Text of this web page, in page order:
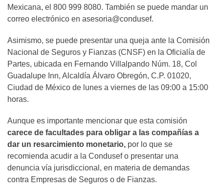
Mexicana, el 800 999 8080. También se puede mandar un
correo electrónico en asesoria@condusef.
Asimismo, se puede presentar una queja ante la Comisión
Nacional de Seguros y Fianzas (CNSF) en la Oficialía de
Partes, ubicada en Fernando Villalpando Núm. 18, Col
Guadalupe Inn, Alcaldía Álvaro Obregón, C.P. 01020,
Ciudad de México de lunes a viernes de las 09:00 a 15:00
horas.
Aunque es importante mencionar que esta comisión
carece de facultades para obligar a las compañías a
dar un resarcimiento monetario, por lo que se
recomienda acudir a la Condusef o presentar una
denuncia vía jurisdiccional, en materia de demandas
contra Empresas de Seguros o de Fianzas.